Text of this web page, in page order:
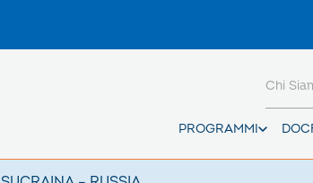
PROGRAMMI
Chi